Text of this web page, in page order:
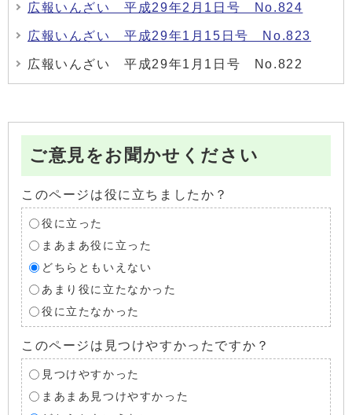
広報いんざい 平成29年2月1日号 No.824
広報いんざい 平成29年1月15日号 No.823
広報いんざい 平成29年1月1日号 No.822
ご意見をお聞かせください
このページは役に立ちましたか？
役に立った
まあまあ役に立った
どちらともいえない
あまり役に立たなかった
役に立たなかった
このページは見つけやすかったですか？
見つけやすかった
まあまあ見つけやすかった